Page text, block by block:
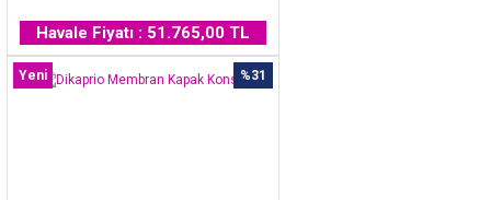
Havale Fiyatı : 51.765,00 TL
%31
Yeni